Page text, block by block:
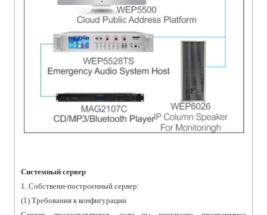
Системный сервер
1. Собственн-построенный сервер:
(1) Требования к конфигурации